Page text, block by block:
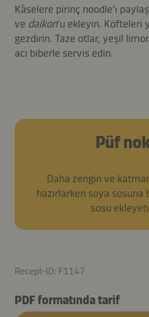
Kâselere pirinç noodle’ı
ve daikon’u ekleyin. Köfteleri
gezdirin. Taze otlar, yeşil
acı biberle servis edin.
Püf
Daha zengin ve
hazırlarken soya sosuna
sosu
Recept-ID: F1147
PDF formatında tarif